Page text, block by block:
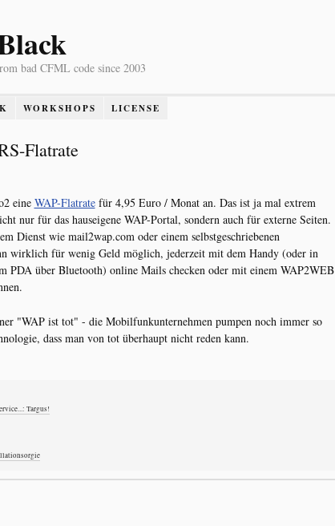
bad CFML code since 2003
WORKSHOPS LICENSE
Flatrate
eine WAP-Flatratefür 4,95 Euro / Monat an. Das ist ja mal extrem
nur für das hauseigene WAP-Portal, sondern auch für externe Seiten.
Dienst wie mail2wap.com oder einem selbstgeschriebenen
wirklich für wenig Geld möglich, jederzeit mit dem Handy (oder in
PDA über Bluetooth) online Mails checken oder mit einem WAP2WEB
"WAP ist tot" - die Mobilfunkunternehmen pumpen noch immer so
dass man von tot überhaupt nicht reden kann.
Targus!